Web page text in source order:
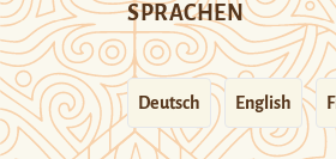
SPRACHEN
Deutsch English